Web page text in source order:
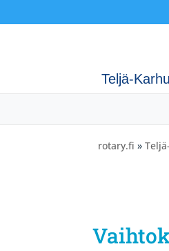
Teljä-
rotary.fi »